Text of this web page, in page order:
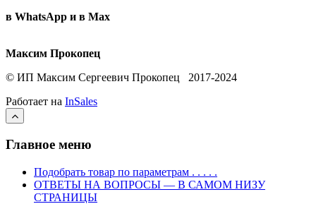
в WhatsApp и в Max
Максим Прокопец
© ИП Максим Сергеевич Прокопец 2017-2024
Работает на InSales
Главное меню
Подобрать товар по параметрам . . . . .
ОТВЕТЫ НА ВОПРОСЫ — В САМОМ НИЗУ
СТРАНИЦЫ